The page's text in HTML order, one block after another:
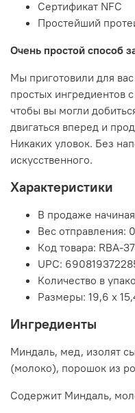
Сертификат NFC
Простейший
Очень простой способ
Мы приготовили для
простых ингредиентов
чтобы вы могли
двигаться вперед и
Никаких уловок. Без
искусственного.
Характеристики
В продаже
Вес отправления:
Код товара: RBA-
UPC:
Количество в
Размеры: 19,6 x
Ингредиенты
Миндаль, мед, изолят
(молоко), порошок из
Содержит Миндаль,